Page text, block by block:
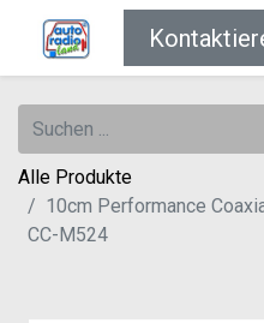
Alle Produkte
10cm Performance
CC-M524